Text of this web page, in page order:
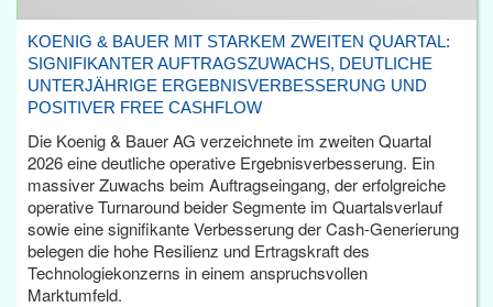
KOENIG & BAUER MIT STARKEM ZWEITEN QUARTAL:
SIGNIFIKANTER AUFTRAGSZUWACHS, DEUTLICHE
UNTERJÄHRIGE ERGEBNISVERBESSERUNG UND
POSITIVER FREE CASHFLOW
Die Koenig & Bauer AG verzeichnete im zweiten Quartal
2026 eine deutliche operative Ergebnisverbesserung. Ein
massiver Zuwachs beim Auftragseingang, der erfolgreiche
operative Turnaround beider Segmente im Quartalsverlauf
sowie eine signifikante Verbesserung der Cash-Generierung
belegen die hohe Resilienz und Ertragskraft des
Technologiekonzerns in einem anspruchsvollen
Marktumfeld.